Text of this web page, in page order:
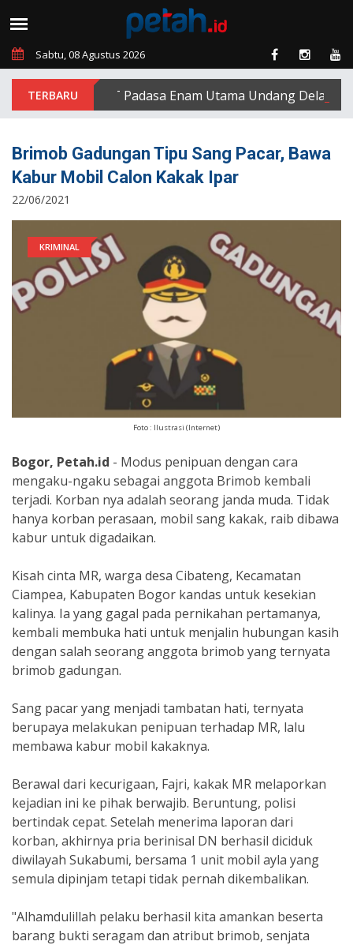
Sabtu, 08 Agustus 2026
PT Padasa Enam Utama Undang Delapan
Brimob Gadungan Tipu Sang Pacar, Bawa
Kabur Mobil Calon Kakak Ipar
22/06/2021
KRIMINAL
Foto : Ilustrasi (Internet)
Bogor, Petah.id - Modus penipuan dengan cara
mengaku-ngaku sebagai anggota Brimob kembali
terjadi. Korban nya adalah seorang janda muda. Tidak
hanya korban perasaan, mobil sang kakak, raib dibawa
kabur untuk digadaikan.
Kisah cinta MR, warga desa Cibateng, Kecamatan
Ciampea, Kabupaten Bogor kandas untuk kesekian
kalinya. Ia yang gagal pada pernikahan pertamanya,
kembali membuka hati untuk menjalin hubungan kasih
dengan salah seorang anggota brimob yang ternyata
brimob gadungan.
Sang pacar yang menjadi tambatan hati, ternyata
berupaya melakukan penipuan terhadap MR, lalu
membawa kabur mobil kakaknya.
Berawal dari kecurigaan, Fajri, kakak MR melaporkan
kejadian ini ke pihak berwajib. Beruntung, polisi
bertindak cepat. Setelah menerima laporan dari
korban, akhirnya pria berinisal DN berhasil diciduk
diwilayah Sukabumi, bersama 1 unit mobil ayla yang
semula dipinjam tetapi tidak pernah dikembalikan.
"Alhamdulillah pelaku berhasil kita amankan beserta
barang bukti seragam dan atribut brimob, senjata